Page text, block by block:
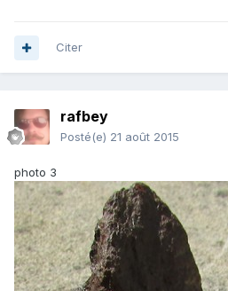
Citer
rafbey
Posté(e) 21 août 2015
photo 3